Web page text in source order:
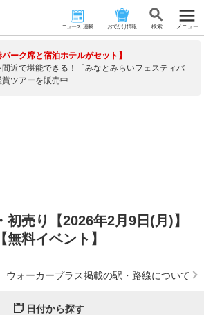
ニュース･連載 おでかけ情報 検 索 メニュー
パーク席と宿泊ホテルがセット】
間近で堪能できる！「みなとみらいフェスティバ
賞ツアーを販売中
初売り【2026年2月9日(月)】
【無料イベント】
ウォーカープラス掲載の駅・路線について
日付から探す